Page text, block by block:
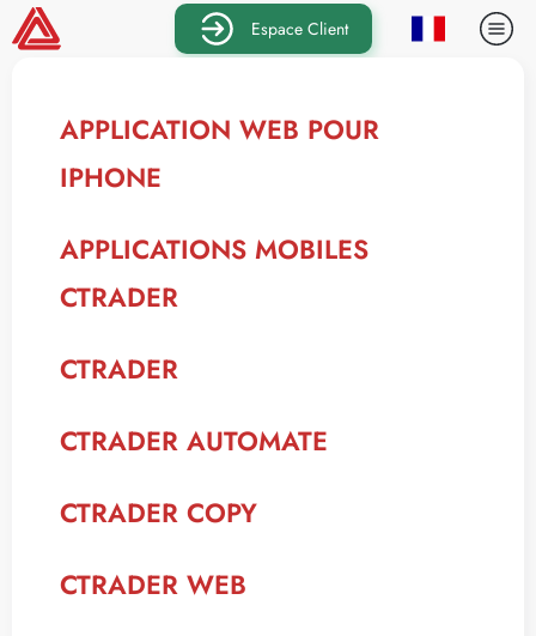
Espace Client
APPLICATION WEB POUR
IPHONE
APPLICATIONS MOBILES
CTRADER
CTRADER
CTRADER AUTOMATE
CTRADER COPY
CTRADER WEB